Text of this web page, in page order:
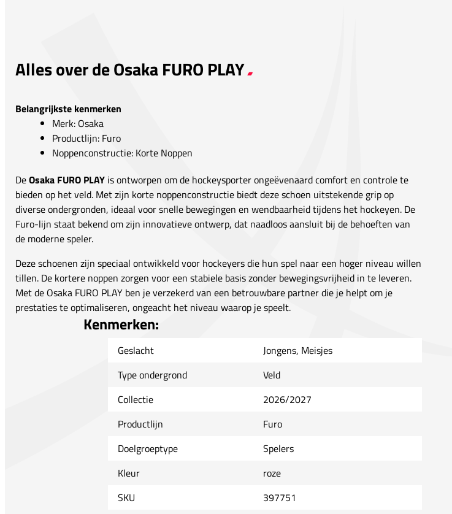
Alles over de Osaka FURO PLAY
Belangrijkste kenmerken
Merk: Osaka
Productlijn: Furo
Noppenconstructie: Korte Noppen
DeOsaka FURO PLAY is ontworpen om de hockeysporter ongeëvenaard comfort en controle te
bieden op het veld. Met zijn korte noppenconstructie biedt deze schoen uitstekende grip op
diverse ondergronden, ideaal voor snelle bewegingen en wendbaarheid tijdens het hockeyen. De
Furo-lijn staat bekend om zijn innovatieve ontwerp, dat naadloos aansluit bij de behoeften van
de moderne speler.
Deze schoenen zijn speciaal ontwikkeld voor hockeyers die hun spel naar een hoger niveau willen
tillen. De kortere noppen zorgen voor een stabiele basis zonder bewegingsvrijheid in te leveren.
Met de Osaka FURO PLAY ben je verzekerd van een betrouwbare partner die je helpt om je
prestaties te optimaliseren, ongeacht het niveau waarop je speelt.
Kenmerken:
Geslacht
Jongens, Meisjes
Type ondergrond
Veld
Collectie
2026/2027
Productlijn
Furo
Doelgroeptype
Spelers
Kleur
roze
SKU
397751